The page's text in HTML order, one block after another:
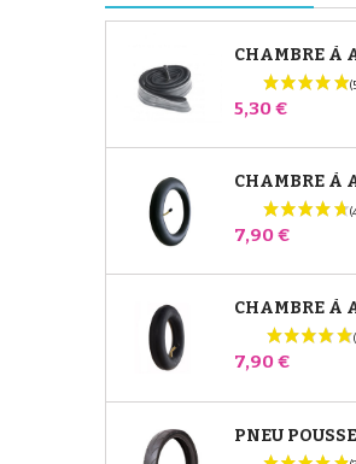
Prix
5,30 €
Prix
7,90 €
Prix
7,90 €